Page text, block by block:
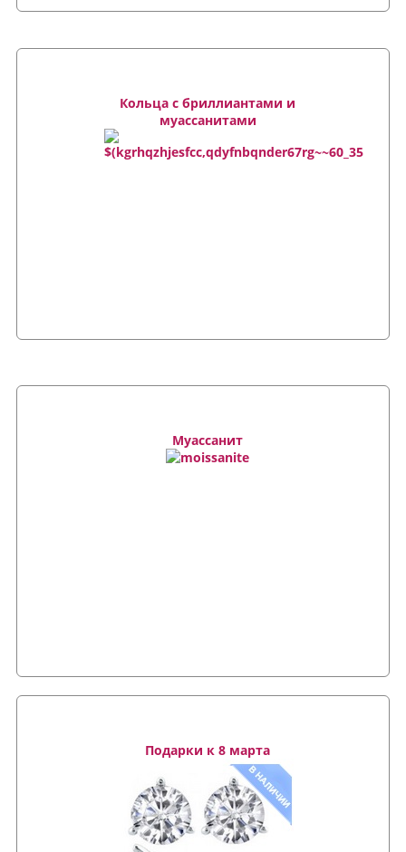
Кольца с бриллиантами и
муассанитами
Муассанит
Подарки к 8 марта